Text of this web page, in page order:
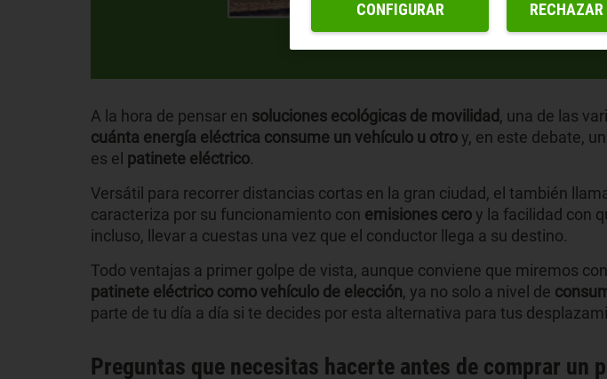
A la hora de pensar en soluciones ecológicas de movilidad, una de las
cuánta energía eléctrica consume un vehículo u otroy, en este debate,
es el patinete eléctrico.
Versátil para recorrer distancias cortas en la gran ciudad, el también
caracteriza por su funcionamiento con emisiones ceroy la facilidad con
incluso, llevar a cuestas una vez que el conductor llega a su destino.
Todo ventajas a primer golpe de vista, aunque conviene que miremos
patinete eléctrico como vehículo de elección, ya no solo a nivel de
parte de tu día a día si te decides por esta alternativa para tus
Preguntas que necesitas hacerte antes de comprar un
CONFIGURAR RECHAZAR